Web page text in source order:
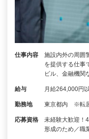
仕事内容
施設内外の周囲
を提供する仕事
ビル、金融機
給与 月給264,000円
勤務地 東京都内 ※転居
応募資格
未経験大歓迎！
形成のため／職